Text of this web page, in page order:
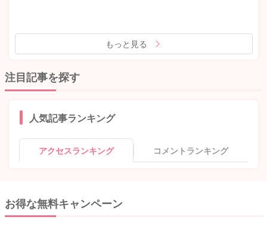
もっと見る
注目記事を探す
人気記事ランキング
アクセスランキング コメントランキング
お得な無料キャンペーン